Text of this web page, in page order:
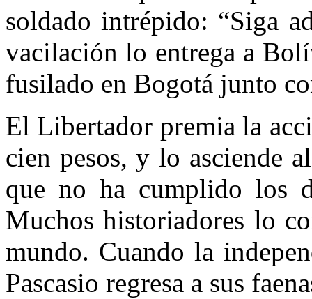
soldado intrépido: “Siga
vacilación lo entrega a
fusilado en Bogotá junto
El Libertador premia la
cien pesos, y lo asciende
que no ha cumplido los
Muchos historiadores lo
mundo. Cuando la
Pascasio regresa a sus